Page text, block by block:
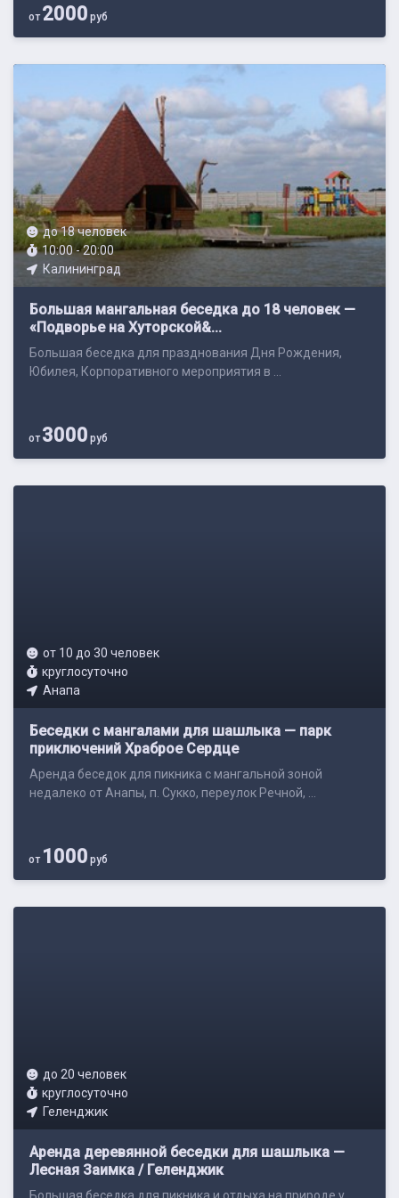
от2000 руб
до 18 человек
10:00 - 20:00
Калининград
Большая мангальная беседка до 18 человек —
«Подворье на Хуторской&...
Большая беседка для празднования Дня Рождения,
Юбилея, Корпоративного мероприятия в ...
от3000 руб
от 10 до 30 человек
круглосуточно
Анапа
Беседки с мангалами для шашлыка — парк
приключений Храброе Сердце
Аренда беседок для пикника с мангальной зоной
недалеко от Анапы, п. Сукко, переулок Речной, ...
от 1000 руб
до 20 человек
круглосуточно
Геленджик
Аренда деревянной беседки для шашлыка —
Лесная Заимка / Геленджик